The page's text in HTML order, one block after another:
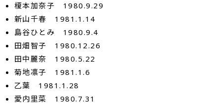
榎本加奈子 1980.9.29
新山千春 1981.1.14
島谷ひとみ 1980.9.4
田畑智子 1980.12.26
田中麗奈 1980.5.22
菊地凛子 1981.1.6
乙葉 1981.1.28
愛内里菜 1980.7.31